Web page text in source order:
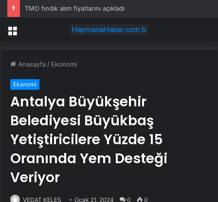
TMO fındık alım fiyatlarını açıkladı
Menü
Anasayfa / Ekonomi
Ekonomi
Antalya Büyükşehir
Belediyesi Büyükbaş
Yetiştiricilere Yüzde 15
Oranında Yem Desteği
Veriyor
VEDAT KELEŞ Ocak 21, 2024 0 0